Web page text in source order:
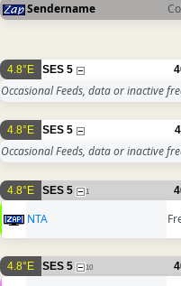
Sendername
4.8°E SES 5
Occasional Feeds, data or inactive
4.8°E SES 5
Occasional Feeds, data or inactive
4.8°E SES 5 1
NTA
4.8°E SES 5 10